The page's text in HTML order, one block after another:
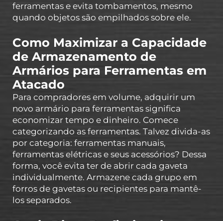
ferramentas e evita tombamentos, mesmo
quando objetos são empilhados sobre ele.
Como Maximizar a Capacidade
de Armazenamento de
Armários para Ferramentas em
Atacado
Para compradores em volume, adquirir um
novo armário para ferramentas significa
economizar tempo e dinheiro. Comece
categorizando as ferramentas. Talvez divida-as
por categoria: ferramentas manuais,
ferramentas elétricas e seus acessórios? Dessa
forma, você evita ter de abrir cada gaveta
individualmente. Armazene cada grupo em
forros de gavetas ou recipientes para mantê-
los separados.